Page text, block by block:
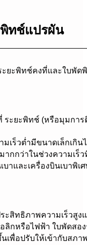
ทช์แปรผัน
ะยะพิทช์คงที่และใบพัด
ะยะพิทช์ (หรือมุมการ
ร็วต่ำมีขนาดเล็กเกิ
กกว่าในช่วงความเร็
บาและเครื่องบินเบาพิเ
สิทธิภาพความเร็วสูง
กหรือไฟฟ้า ใบพัดสอ
เพื่อปรับให้เข้ากับส